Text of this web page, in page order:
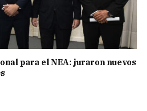
para el NEA: juraron nuevos